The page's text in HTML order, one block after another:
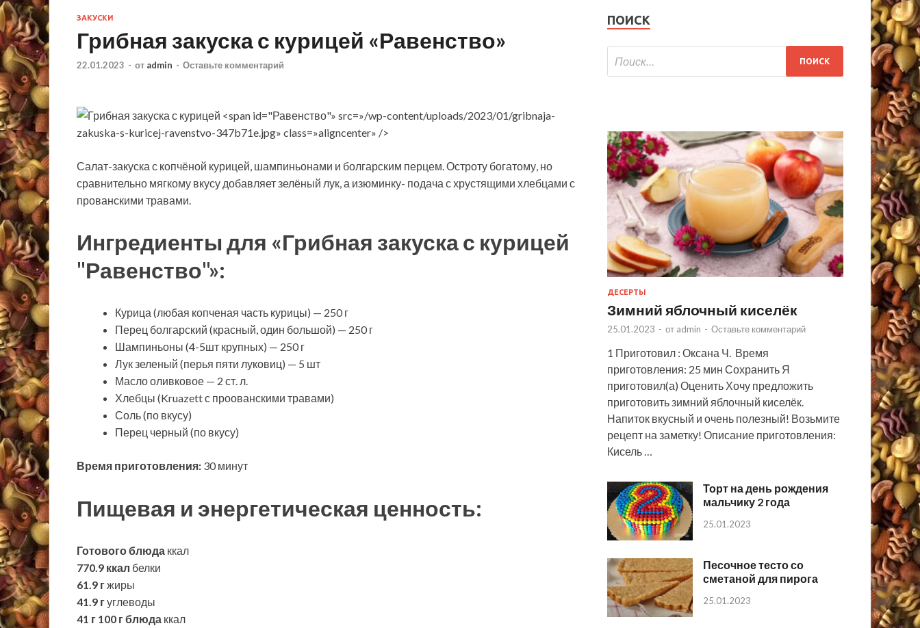
ЗАКУСКИ
Грибная закуска с курицей «Равенство»
22.01.2023 - от admin - Оставьте комментарий
"Равенство"» src=»/wp-content/uploads/2023/01/gribnaja-
zakuska-s-kuricej-ravenstvo-347b71e.jpg» class=»aligncenter» />
Салат-закуска с копчёной курицей, шампиньонами и болгарским перцем. Остроту богатому, но
сравнительно мягкому вкусу добавляет зелёный лук, а изюминку- подача с хрустящими хлебцами с
прованскими травами.
Ингредиенты для «Грибная закуска с курицей
"Равенство"»:
Курица (любая копченая часть курицы) — 250 г
Перец болгарский (красный, один большой) — 250 г
Шампиньоны (4-5шт крупных) — 250 г
Лук зеленый (перья пяти луковиц) — 5 шт
Масло оливковое — 2 ст. л.
Хлебцы (Kruazett с проованскими травами)
Соль (по вкусу)
Перец черный (по вкусу)
Время приготовления: 30 минут
Пищевая и энергетическая ценность:
Готового блюда ккал
770.9 ккал белки
61.9 гжиры
41.9 гуглеводы
41 г 100 г блюда ккал
ПОИСК
ДЕСЕРТЫ
Зимний яблочный киселёк
25.01.2023 - от admin - Оставьте комментарий
1 Приготовил : Оксана Ч. Время
приготовления: 25 мин Сохранить Я
приготовил(а) Оценить Хочу предложить
приготовить зимний яблочный киселёк.
Напиток вкусный и очень полезный! Возьмите
рецепт на заметку! Описание приготовления:
Кисель …
Торт на день рождения
мальчику 2 года
25.01.2023
Песочное тесто со
сметаной для пирога
25.01.2023